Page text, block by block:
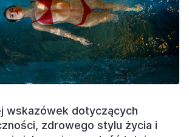
wskazówek dotyczących
zdrowego stylu życia i